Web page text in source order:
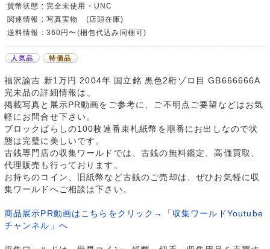
貨幣状態 : 完全未使用・UNC
関連情報 : 写真実物 (店頭在庫)
送料情報 : 360円〜(梱包代込み同梱可)
人気品 特価品
福沢諭吉 新1万円 2004年 国立銘 黒色2桁ゾロ目 GB666666A
完未品の詳細情報は、
掲載写真と展示PR動画をご参考に、ご不明点ご要望などはお気
軽にお問合せ下さい。
ブロックばらしの100枚連番束札紙幣を順番にお出しなので状
態は完璧に美しいです。
古銭専門店の収集ワールドでは、古銭の無料鑑定、高価買取、
代理販売も行っております。
お持ちのコイン、旧紙幣など古銭のご売却は、ぜひお気軽に収
集ワールドへご相談は下さい。
商品展示PR動画はこちらをクリック→「収集ワールドYoutube
チャンネル」へ